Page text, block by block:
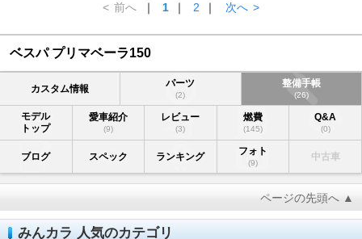
< 前へ ｜ 1 ｜ 2 ｜ 次へ >
ベスパ プリマベーラ150
カスタム情報 パーツ
(2)
整備手帳
(26)
モデル
トップ
愛車紹介
(9)
レビュー
(3)
燃費
(145)
Q&A
(0)
ブログ スペック ランキング フォト
(9)
中古車
ページの先頭へ ▲
みんカラ 人気のカテゴリ